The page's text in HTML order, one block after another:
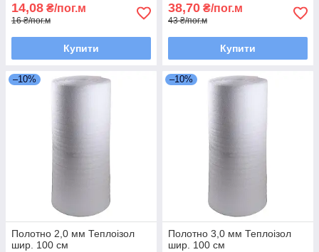
14,08 ₴/пог.м
16 ₴/пог.м
Купити
38,70 ₴/пог.м
43 ₴/пог.м
Купити
–10%
Полотно 2,0 мм Теплоізол
шир. 100 см
–10%
Полотно 3,0 мм Теплоізол
шир. 100 см